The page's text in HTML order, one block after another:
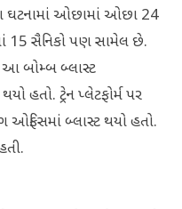
ઘટનામાં ઓછામાં ઓછા 24
15 સૈનિકો પણ સામેલ છે.
આ બોમ્બ બ્લાસ્ટ
હતો. ટ્રેન પ્લેટફોર્મ પર
ઓફિસમાં બ્લાસ્ટ થયો હતો.